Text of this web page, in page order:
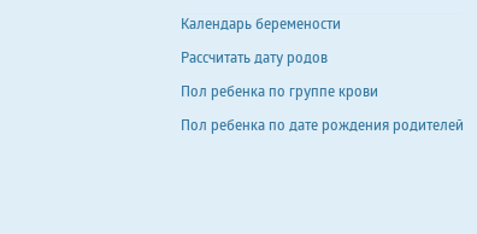
Календарь беремености
Рассчитать дату родов
Пол ребенка по группе крови
Пол ребенка по дате рождения родителей